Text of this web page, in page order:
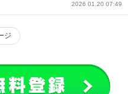
2026 01.20 07:49
ジ